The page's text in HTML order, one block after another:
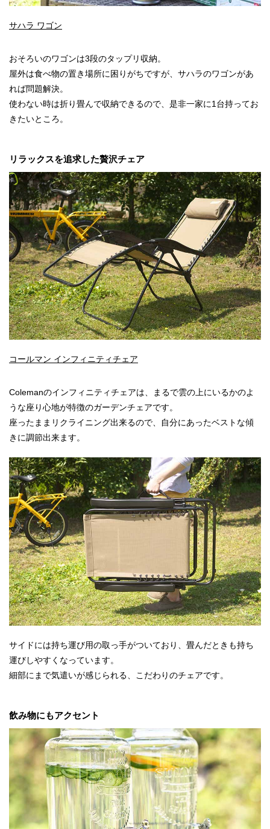
サハラ ワゴン
おそろいのワゴンは3段のタップリ収納。
屋外は食べ物の置き場所に困りがちですが、サハラのワゴンがあ
れば問題解決。
使わない時は折り畳んで収納できるので、是非一家に1台持ってお
きたいところ。
リラックスを追求した贅沢チェア
コールマン インフィニティチェア
Colemanのインフィニティチェアは、まるで雲の上にいるかのよ
うな座り心地が特徴のガーデンチェアです。
座ったままリクライニング出来るので、自分にあったベストな傾
きに調節出来ます。
サイドには持ち運び用の取っ手がついており、畳んだときも持ち
運びしやすくなっています。
細部にまで気遣いが感じられる、こだわりのチェアです。
飲み物にもアクセント